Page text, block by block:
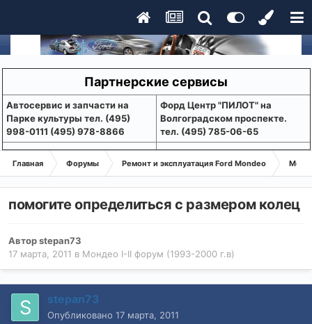
Партнерские сервисы
Aвтосервис и запчасти на
Парке культуры тел. (495)
998-0111 (495) 978-8866
Форд Центр "ПИЛОТ" на
Волгоградском проспекте.
тел. (495) 785-06-65
Главная Форумы Ремонт и эксплуатация Ford Mondeo
помогите определиться с размером колец
Авторstepan73
17 марта, 2011 в Мондео I-II форум (1993-2000 г.в)
stepan73
Опубликовано 17 марта, 2011